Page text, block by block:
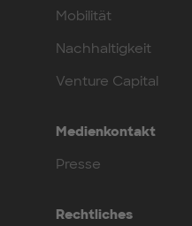
Mobilität
Nachhaltigkeit
Venture Capital
Medienkontakt
Presse
Rechtliches